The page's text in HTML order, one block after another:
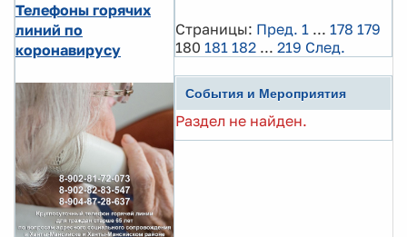
Телефоны горячих
линий по
коронавирусу
Страницы: Пред. 1 ... 178 179
180 181 182 ... 219 След.
События и Мероприятия
Раздел не найден.